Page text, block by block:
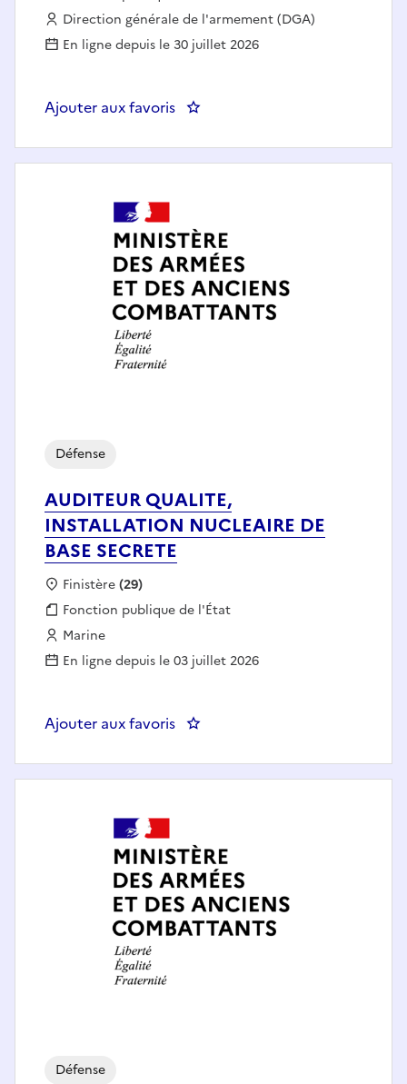
Employeur :
Direction générale de l'armement (DGA)
En ligne depuis le 30 juillet 2026
Ajouter aux favoris : STMME - Technicien analyste
AUDITEUR QUALITE,
INSTALLATION NUCLEAIRE DE
BASE SECRETE
Défense
Localisation :
Finistère(29)
Fonction publique :
Fonction publique de l'État
Employeur :
Marine
En ligne depuis le 03 juillet 2026
Ajouter aux favoris
Défense